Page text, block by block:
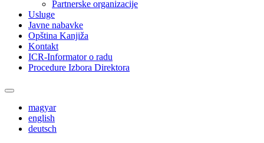
Partnerske organizacije
Usluge
Javne nabavke
Opština Kanjiža
Kontakt
ICR-Informator o radu
Procedure Izbora Direktora
magyar
english
deutsch